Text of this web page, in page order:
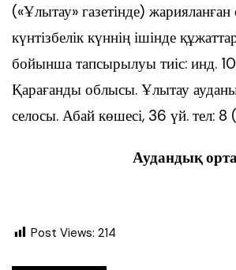
(«Ұлытау» газетінде) жарияланған
күнтізбелік күннің ішінде
бойынша тапсырылуы тиіс: инд.
Қарағанды облысы. Ұлытау
селосы. Абай көшесі, 36 үй. тел:
Аудандық
Post Views: 214